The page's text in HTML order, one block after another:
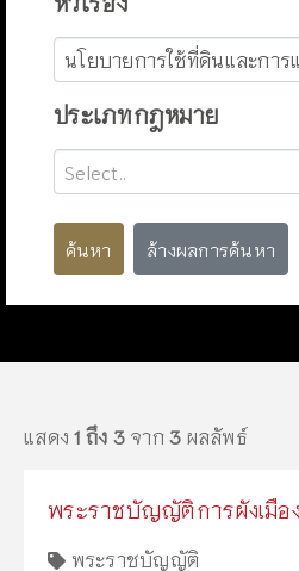
นโยบายการใช้ที่ดินและการ
ประเภทกฎหมาย
Select..
ค้นหา ล้างผลการค้นหา
แสดง1 ถึง 3จาก3 ผลลัพธ์
พระราชบัญญัติการผังเมือ
พระราชบัญญัติ